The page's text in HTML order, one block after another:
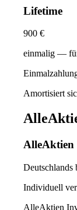
Lifetime
900 €
einmalig —
Amortisiert
AlleAktien
Deutschlands
Individuell
AlleAktien